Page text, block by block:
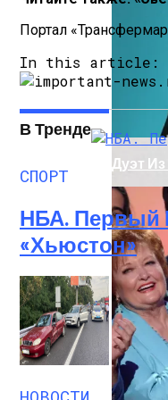
Дуэт
Портал
In this article:
В Тренде
СПОРТ
НБА. Первый
«Хьюстон»